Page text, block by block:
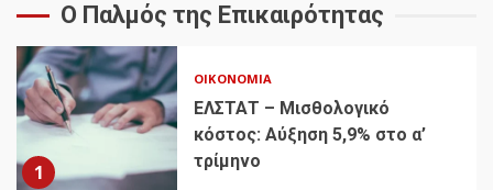
Ο Παλμός της Επικαιρότητας
1
ΟΙΚΟΝΟΜΊΑ
ΕΛΣΤΑΤ – Μισθολογικό
κόστος: Αύξηση 5,9% στο α’
τρίμηνο